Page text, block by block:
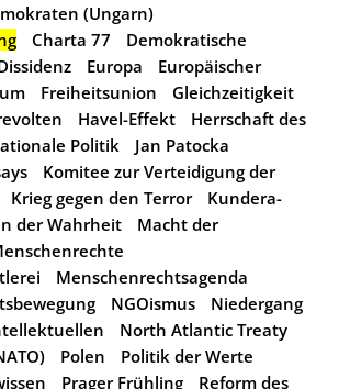
(Ungarn)
Charta 77
Demokratische
Europa
Europäischer
Freiheitsunion
Gleichzeitigkeit
Havel-Effekt
Herrschaft des
Politik
Jan Patocka
Komitee zur Verteidigung der
Krieg gegen den Terror
Kundera-
der Wahrheit
Macht der
Menschenrechtsagenda
NGOismus
Niedergang
North Atlantic Treaty
Polen
Politik der Werte
Prager Frühling
Reform des